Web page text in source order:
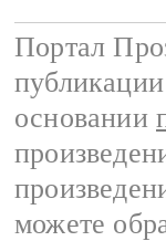
Портал
основании
можете